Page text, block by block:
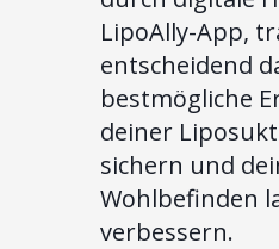
LipoAlly-App,
entscheidend
bestmögliche
deiner
sichern und
Wohlbefinden
verbessern.